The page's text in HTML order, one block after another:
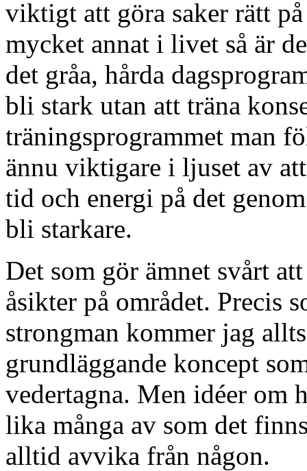
viktigt att göra saker rätt
mycket annat i livet så är
det gråa, hårda
bli stark utan att träna
träningsprogrammet man
ännu viktigare i ljuset av
tid och energi på det
bli starkare.
Det som gör ämnet svårt
åsikter på området. Precis
strongman kommer jag
grundläggande koncept
vedertagna. Men idéer om
lika många av som det
alltid avvika från någon.